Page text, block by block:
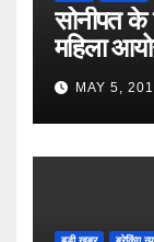
सोनीपत के
महिला
MAY 5,